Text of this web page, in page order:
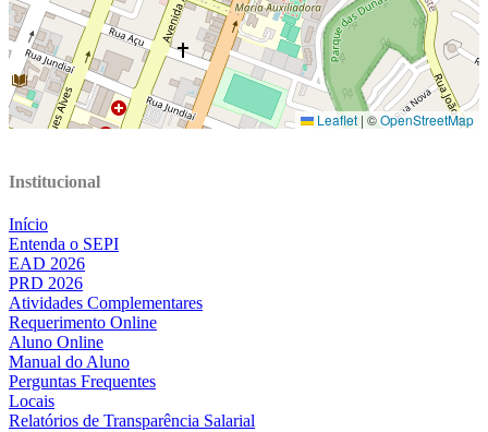
Institucional
Início
Entenda o SEPI
EAD 2026
PRD 2026
Atividades Complementares
Requerimento Online
Aluno Online
Manual do Aluno
Perguntas Frequentes
Locais
Relatórios de Transparência Salarial